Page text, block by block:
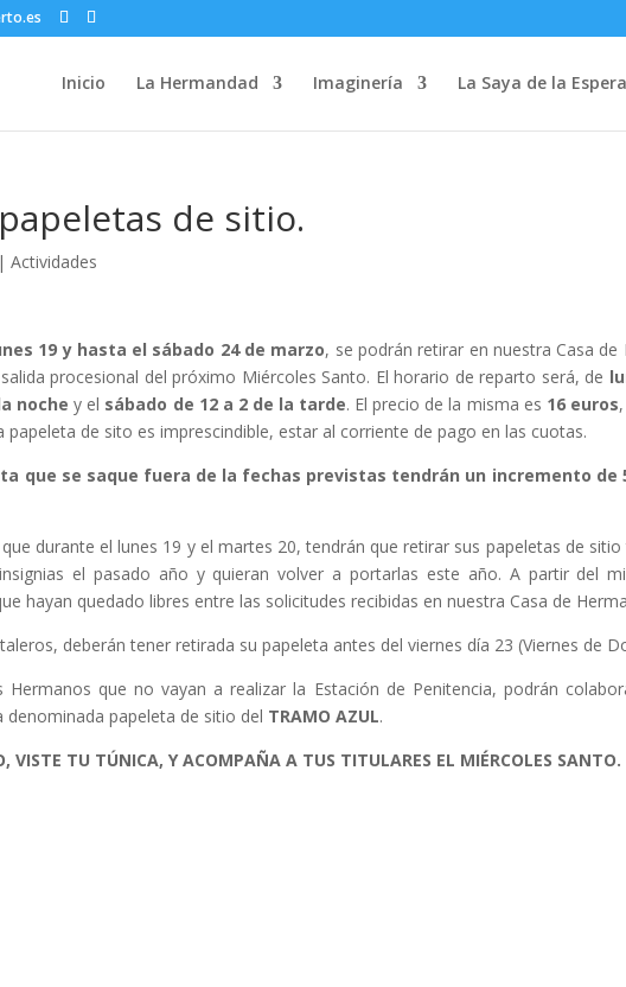
Inicio La Hermandad Imaginería La Saya de la
de sitio.
|Actividades
19 y hasta el sábado 24 de marzo, se podrán retirar en nuestra Casa de
procesional del próximo Miércoles Santo. El horario de reparto será, de
noche y el sábado de 12 a 2 de la tarde. El precio de la misma es 16 euros
papeleta de sito es imprescindible, estar al corriente de pago en las cuotas.
que se saque fuera de la fechas previstas tendrán un incremento de
durante el lunes 19 y el martes 20, tendrán que retirar sus papeletas de
el pasado año y quieran volver a portarlas este año. A partir del
hayan quedado libres entre las solicitudes recibidas en nuestra Casa de
tener retirada su papeleta antes del viernes día 23 (Viernes de
no vayan a realizar la Estación de Penitencia, podrán
denominada papeleta de sitio del TRAMO AZUL.
VISTE TU TÚNICA, Y ACOMPAÑA A TUS TITULARES EL MIÉRCOLES SANTO.